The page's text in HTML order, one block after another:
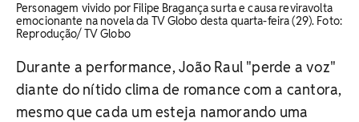
Personagem vivido por Filipe Bragança surta e causa reviravolta
emocionante na novela da TV Globo desta quarta-feira (29). Foto:
Reprodução/ TV Globo
Durante a performance, João Raul "perde a voz"
diante do nítido clima de romance com a cantora,
mesmo que cada um esteja namorando uma